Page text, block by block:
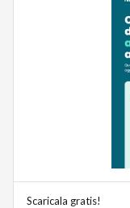
Scaricala gratis!